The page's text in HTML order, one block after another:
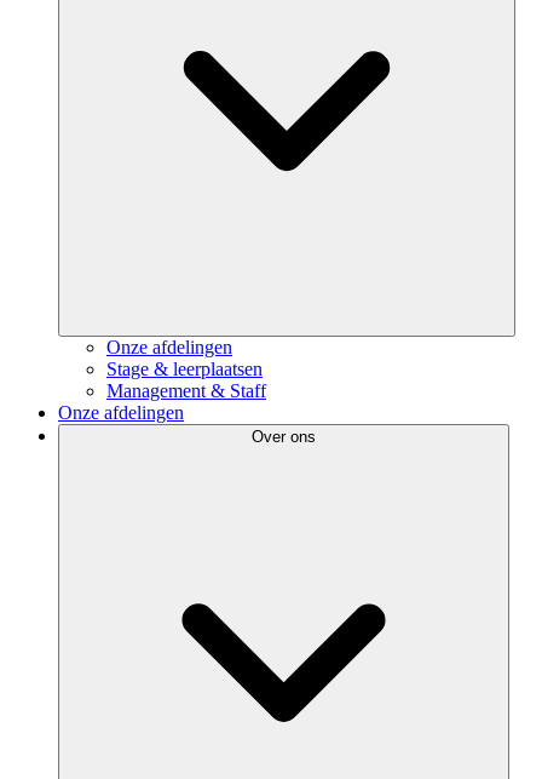
Onze afdelingen
Stage & leerplaatsen
Management & Staff
Onze afdelingen
Over ons